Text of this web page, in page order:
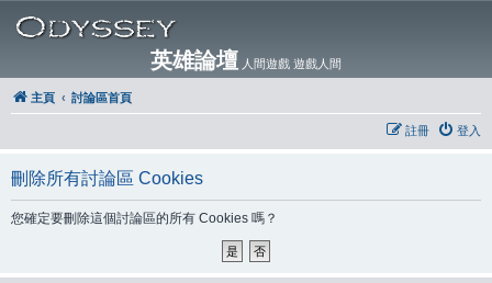
英雄論壇 人間遊戲 遊戲人間
主頁 討論區首頁
登入
註冊
刪除所有討論區 Cookies
您確定要刪除這個討論區的所有 Cookies 嗎？